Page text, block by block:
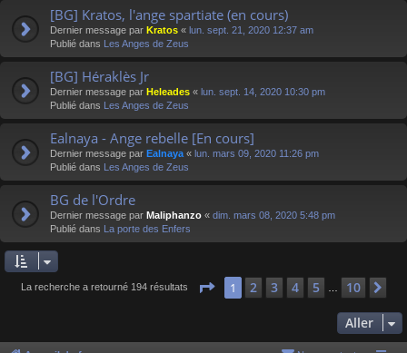
[BG] Kratos, l'ange spartiate (en cours)
Dernier message par Kratos « lun. sept. 21, 2020 12:37 am
Publié dans Les Anges de Zeus
[BG] Héraklès Jr
Dernier message par Heleades « lun. sept. 14, 2020 10:30 pm
Publié dans Les Anges de Zeus
Ealnaya - Ange rebelle [En cours]
Dernier message par Ealnaya « lun. mars 09, 2020 11:26 pm
Publié dans Les Anges de Zeus
BG de l'Ordre
Dernier message par Maliphanzo « dim. mars 08, 2020 5:48 pm
Publié dans La porte des Enfers
La recherche a retourné 194 résultats Page 1sur 10
1 2 3 4 5 10
Aller